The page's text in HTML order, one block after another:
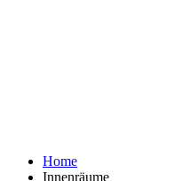
Home
Innenräume